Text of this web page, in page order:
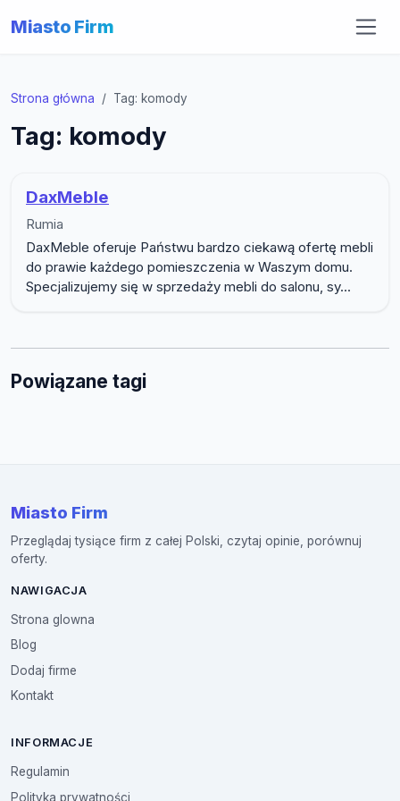
Miasto Firm
Strona główna Tag: komody
Tag: komody
DaxMeble
Rumia
DaxMeble oferuje Państwu bardzo ciekawą ofertę mebli
do prawie każdego pomieszczenia w Waszym domu.
Specjalizujemy się w sprzedaży mebli do salonu, sy...
Powiązane tagi
Miasto Firm
Przeglądaj tysiące firm z całej Polski, czytaj opinie, porównuj
oferty.
NAWIGACJA
Strona glowna
Blog
Dodaj firme
Kontakt
INFORMACJE
Regulamin
Polityka prywatności